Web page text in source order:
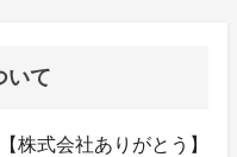
いて
株式会社ありがとう】